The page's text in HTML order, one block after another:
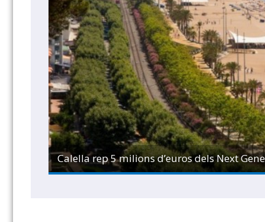
Calella rep 5 milions d’euros dels Next